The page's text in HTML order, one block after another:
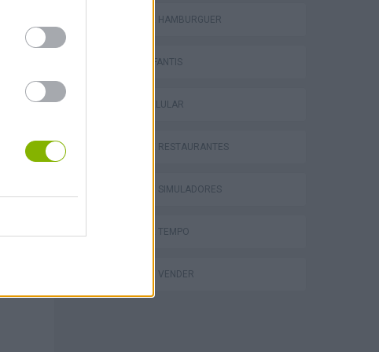
JOGOS DE HAMBÚRGUER
JOGOS INFANTIS
JOGOS CELULAR
JOGOS DE RESTAURANTES
JOGOS DE SIMULADORES
JOGOS DE TEMPO
JOGOS DE VENDER